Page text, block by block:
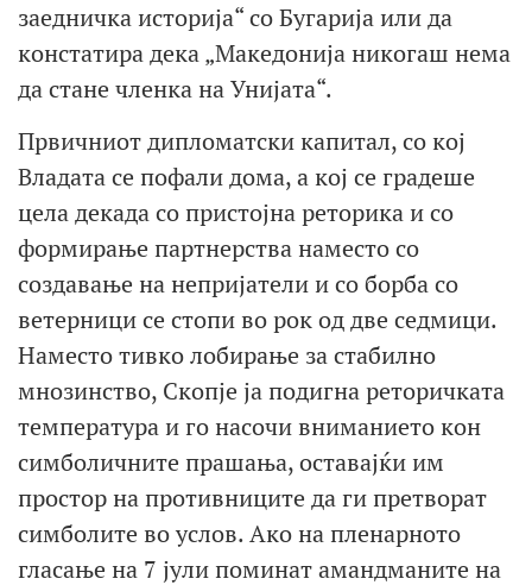
заедничка историја“ со Бугарија или да
констатира дека „Македонија никогаш нема
да стане членка на Унијата“.
Првичниот дипломатски капитал, со кој
Владата се пофали дома, а кој се градеше
цела декада со пристојна реторика и со
формирање партнерства наместо со
создавање на непријатели и со борба со
ветерници се стопи во рок од две седмици.
Наместо тивко лобирање за стабилно
мнозинство, Скопје ја подигна реторичката
температура и го насочи вниманието кон
симболичните прашања, оставајќи им
простор на противниците да ги претворат
симболите во услов. Ако на пленарното
гласање на 7 јули поминат амандманите на